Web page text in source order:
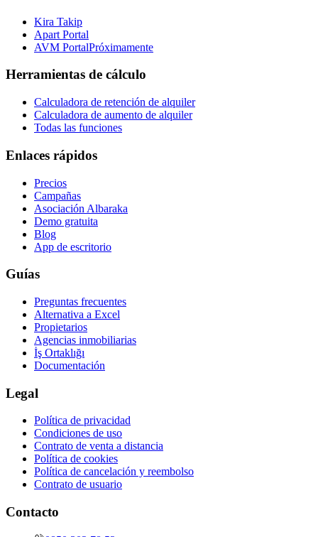
Kira Takip
Apart Portal
AVM PortalPróximamente
Herramientas de cálculo
Calculadora de retención de alquiler
Calculadora de aumento de alquiler
Todas las funciones
Enlaces rápidos
Precios
Campañas
Asociación Albaraka
Demo gratuita
Blog
App de escritorio
Guías
Preguntas frecuentes
Alternativa a Excel
Propietarios
Agencias inmobiliarias
İş Ortaklığı
Documentación
Legal
Política de privacidad
Condiciones de uso
Contrato de venta a distancia
Política de cookies
Política de cancelación y reembolso
Contrato de usuario
Contacto